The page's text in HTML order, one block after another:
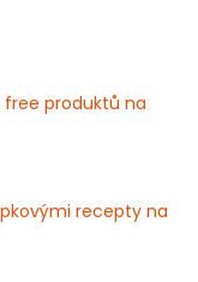
free produktů na
recepty na